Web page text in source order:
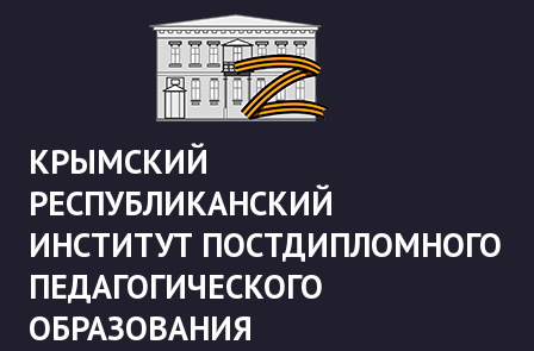
КРЫМСКИЙ
РЕСПУБЛИКАНСКИЙ
ИНСТИТУТ ПОСТДИПЛОМНОГО
ПЕДАГОГИЧЕСКОГО
ОБРАЗОВАНИЯ